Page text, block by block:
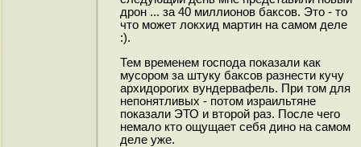
дрон ... за 40 миллионов баксов. Это - то
что может локхид мартин на самом деле
:).
Тем временем господа показали как
мусором за штуку баксов разнести кучу
архидорогих вундервафель. При том для
непонятливых - потом израильтяне
показали ЭТО и второй раз. После чего
немало кто ощущает себя дино на самом
деле уже.